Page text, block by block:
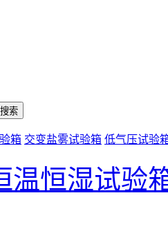
箱 交变盐雾试验箱 低气压试验
温恒湿试验